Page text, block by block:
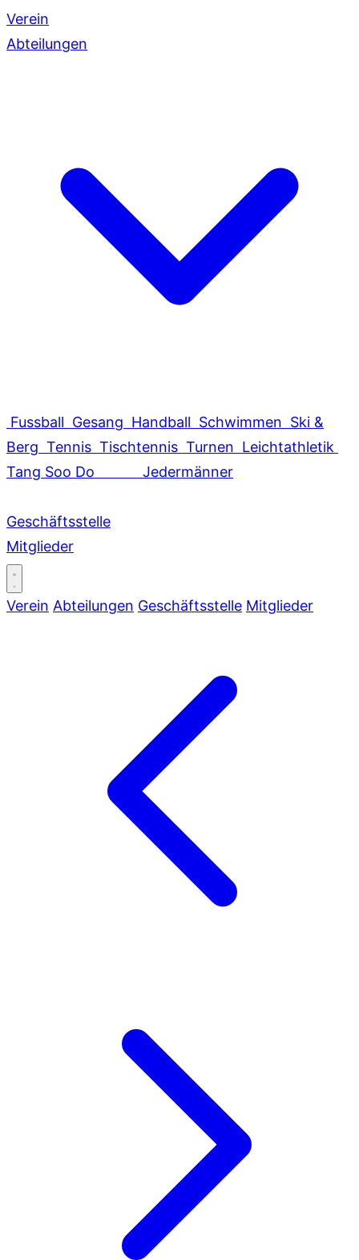
Verein
Abteilungen
Fussball Gesang Handball Schwimmen Ski &
Berg Tennis Tischtennis Turnen Leichtathletik
Tang Soo Do
Jedermänner
Geschäftsstelle
Mitglieder
Verein Abteilungen Geschäftsstelle Mitglieder